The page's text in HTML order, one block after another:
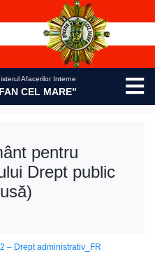
Afacerilor Interne
CEL MARE"
pentru
Drept public
– Drept administrativ_FR